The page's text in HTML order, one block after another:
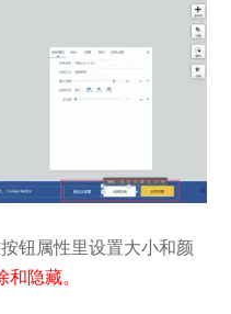
钮属性里设置大小和颜
隐藏。